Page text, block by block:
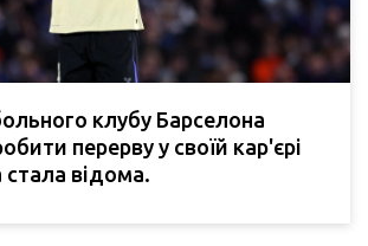
клубу Барселона
перерву у своїй кар'єрі
відома.